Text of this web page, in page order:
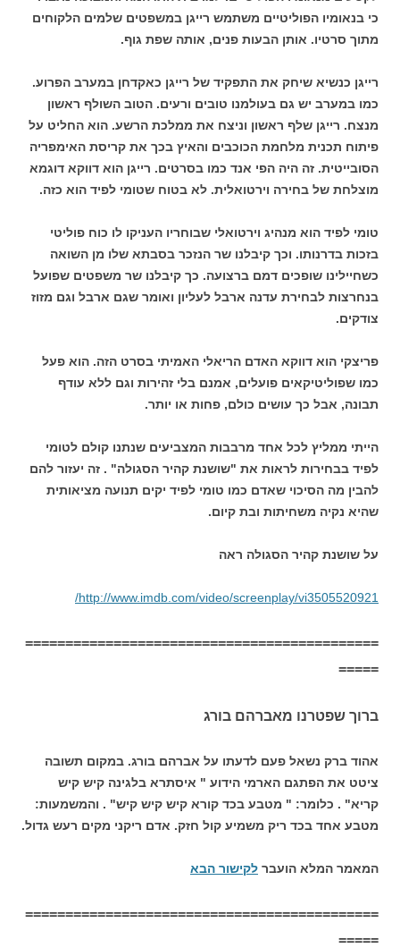
כי בנאומיו הפוליטיים משתמש רייגן במשפטים שלמים הלקוחים
מתוך סרטיו. אותן הבעות פנים, אותה שפת גוף.
רייגן כנשיא שיחק את התפקיד של רייגן כאקדחן במערב הפרוע.
כמו במערב יש גם בעולמנו טובים ורעים. הטוב השולף ראשון
מנצח. רייגן שלף ראשון וניצח את ממלכת הרשע. הוא החליט על
פיתוח תכנית מלחמת הכוכבים והאיץ בכך את קריסת האימפריה
הסובייטית. זה היה הפי אנד כמו בסרטים. רייגן הוא דווקא דוגמא
מוצלחת של בחירה וירטואלית. לא בטוח שטומי לפיד הוא כזה.
טומי לפיד הוא מנהיג וירטואלי שבוחריו העניקו לו כוח פוליטי
בזכות בדרנותו. וכך קיבלנו שר הנזכר בסבתא שלו מן השואה
כשחיילינו שופכים דמם ברצועה. כך קיבלנו שר משפטים שפועל
בנחרצות לבחירת עדנה ארבל לעליון ואומר שגם ארבל וגם מזוז
צודקים.
פריצקי הוא דווקא האדם הריאלי האמיתי בסרט הזה. הוא פעל
כמו שפוליטיקאים פועלים, אמנם בלי זהירות וגם ללא עודף
תבונה, אבל כך עושים כולם, פחות או יותר.
הייתי ממליץ לכל אחד מרבבות המצביעים שנתנו קולם לטומי
לפיד בבחירות לראות את "שושנת קהיר הסגולה" . זה יעזור להם
להבין מה הסיכוי שאדם כמו טומי לפיד יקים תנועה מציאותית
שהיא נקיה משחיתות ובת קיום.
על שושנת קהיר הסגולה ראה
http://www.imdb.com/video/screenplay/vi3505520921/
============================================
=====
ברוך שפטרנו מאברהם בורג
אהוד ברק נשאל פעם לדעתו על אברהם בורג. במקום תשובה
ציטט את הפתגם הארמי הידוע " איסתרא בלגינה קיש קיש
קריא" . כלומר: " מטבע בכד קורא קיש קיש קיש" . והמשמעות:
מטבע אחד בכד ריק משמיע קול חזק. אדם ריקני מקים רעש גדול.
המאמר המלא הועבר לקישור הבא
============================================
=====